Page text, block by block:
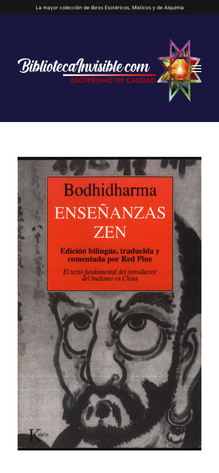
La mayor colección de libros Esotéricos, Místicos y de Alquimia
QUIENES SOMOS
CATEGORÍAS
AUTORES DESTACADOS
GLOSARIO
CONTACTO
LOGIN / REGISTER
CART